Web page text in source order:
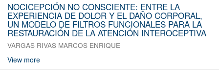
NOCICEPCIÓN NO CONSCIENTE: ENTRE LA
EXPERIENCIA DE DOLOR Y EL DAÑO CORPORAL,
UN MODELO DE FILTROS FUNCIONALES PARA LA
RESTAURACIÓN DE LA ATENCIÓN INTEROCEPTIVA
VARGAS RIVAS MARCOS ENRIQUE
View more